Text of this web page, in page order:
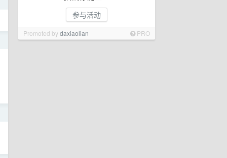
参与活动
Promoted bydaxiaolian PRO